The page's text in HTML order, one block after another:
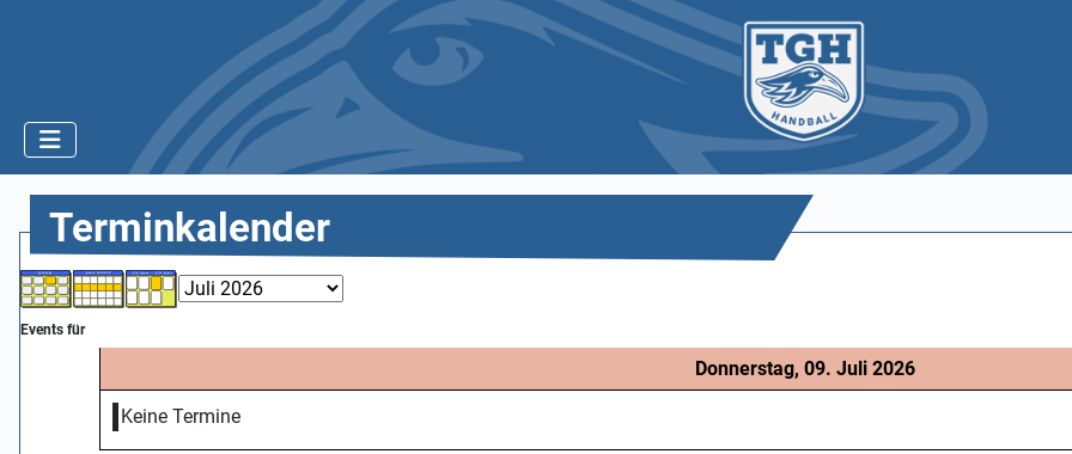
Terminkalender
Events für
Donnerstag, 09. Juli 2026
Keine Termine